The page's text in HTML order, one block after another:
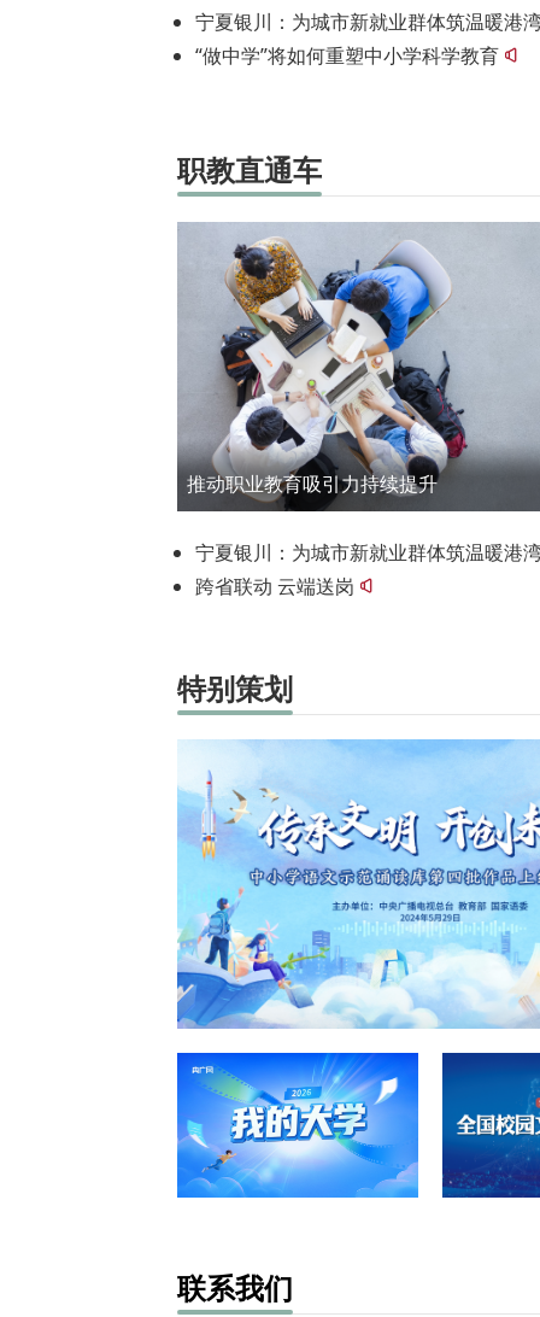
宁夏银川：为城市新就业群体筑温暖港
“做中学”将如何重塑中小学科学教育
职教直通车
推动职业教育吸引力持续提升
宁夏银川：为城市新就业群体筑温暖港
跨省联动 云端送岗
特别策划
联系我们